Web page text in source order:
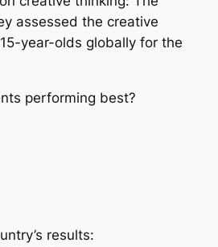
assessed the creative
year-olds globally for the
performing best?
results: